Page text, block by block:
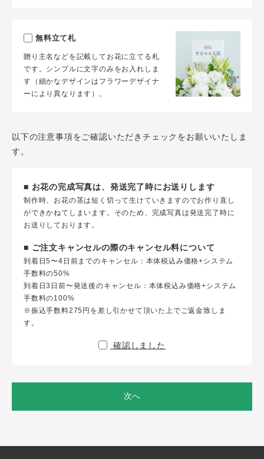
無料立て札
贈り主名などを記載してお花に立てる札
です。シンプルに文字のみをお入れしま
す（細かなデザインはフラワーデザイナ
ーにより異なります）。
以下の注意事項をご確認いただきチェックをお願いいたしま
す。
■ お花の完成写真は、発送完了時にお送りします
制作時、お花の茎は短く切って生けていきますのでお作り直し
ができかねてしまいます。そのため、完成写真は発送完了時に
お送りしております。
■ ご注文キャンセルの際のキャンセル料について
到着日5〜4日前までのキャンセル：本体税込み価格+システム
手数料の50%
到着日3日前〜発送後のキャンセル：本体税込み価格+システム
手数料の100%
※振込手数料275円を差し引かせて頂いた上でご返金致しま
す。
確認しました
次へ